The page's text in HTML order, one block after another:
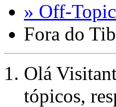
» Off-
Fora do
Olá
tópicos,